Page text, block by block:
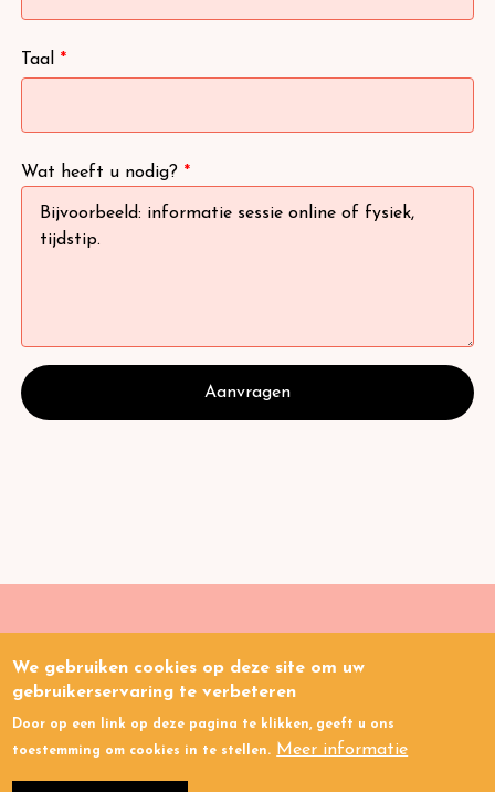
Taal *
Wat heeft u nodig? *
Gezondheidskloof.nl
Links Privacy
We gebruiken cookies op deze site om uw
gebruikerservaring te verbeteren
Door op een link op deze pagina te klikken, geeft u ons
toestemming om cookies in te stellen.
Meer informatie